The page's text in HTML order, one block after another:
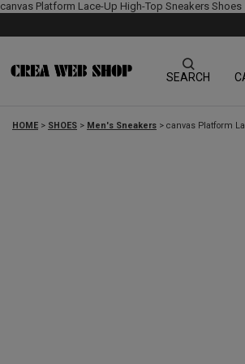
canvas Platform Lace-Up High-Top Sneakers
SEARCH
HOME > SHOES > Men's Sneakers > canvas Platform